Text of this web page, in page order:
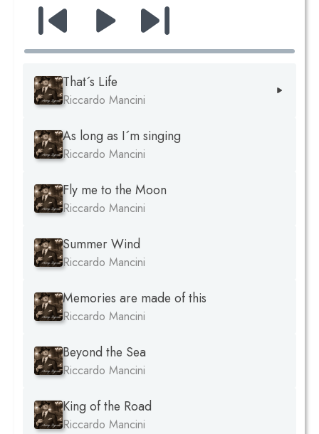
That´s Life
Riccardo Mancini
As long as I´m singing
Riccardo Mancini
Fly me to the Moon
Riccardo Mancini
Summer Wind
Riccardo Mancini
Memories are made of this
Riccardo Mancini
Beyond the Sea
Riccardo Mancini
King of the Road
Riccardo Mancini